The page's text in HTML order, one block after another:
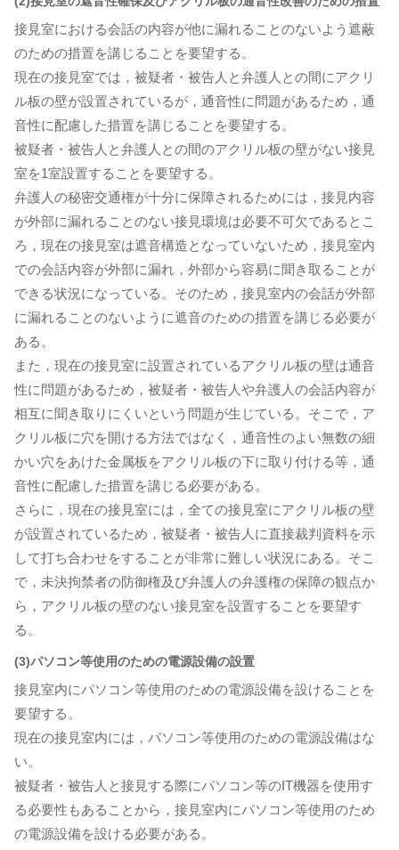
接見室における会話の内容が他に漏れることのないよう遮蔽
のための措置を講じることを要望する。
現在の接見室では，被疑者・被告人と弁護人との間にアクリ
ル板の壁が設置されているが，通音性に問題があるため，通
音性に配慮した措置を講じることを要望する。
被疑者・被告人と弁護人との間のアクリル板の壁がない接見
室を1室設置することを要望する。
弁護人の秘密交通権が十分に保障されるためには，接見内容
が外部に漏れることのない接見環境は必要不可欠であるとこ
ろ，現在の接見室は遮音構造となっていないため，接見室内
での会話内容が外部に漏れ，外部から容易に聞き取ることが
できる状況になっている。そのため，接見室内の会話が外部
に漏れることのないように遮音のための措置を講じる必要が
ある。
また，現在の接見室に設置されているアクリル板の壁は通音
性に問題があるため，被疑者・被告人や弁護人の会話内容が
相互に聞き取りにくいという問題が生じている。そこで，ア
クリル板に穴を開ける方法ではなく，通音性のよい無数の細
かい穴をあけた金属板をアクリル板の下に取り付ける等，通
音性に配慮した措置を講じる必要がある。
さらに，現在の接見室には，全ての接見室にアクリル板の壁
が設置されているため，被疑者・被告人に直接裁判資料を示
して打ち合わせをすることが非常に難しい状況にある。そこ
で，未決拘禁者の防御権及び弁護人の弁護権の保障の観点か
ら，アクリル板の壁のない接見室を設置することを要望す
る。
(3)パソコン等使用のための電源設備の設置
接見室内にパソコン等使用のための電源設備を設けることを
要望する。
現在の接見室内には，パソコン等使用のための電源設備はな
い。
被疑者・被告人と接見する際にパソコン等のIT機器を使用す
る必要性もあることから，接見室内にパソコン等使用のため
の電源設備を設ける必要がある。